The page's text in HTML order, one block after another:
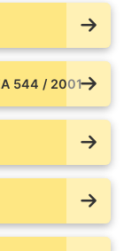
544 / 2001